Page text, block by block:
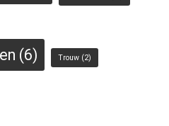
(6) Trouw (2)